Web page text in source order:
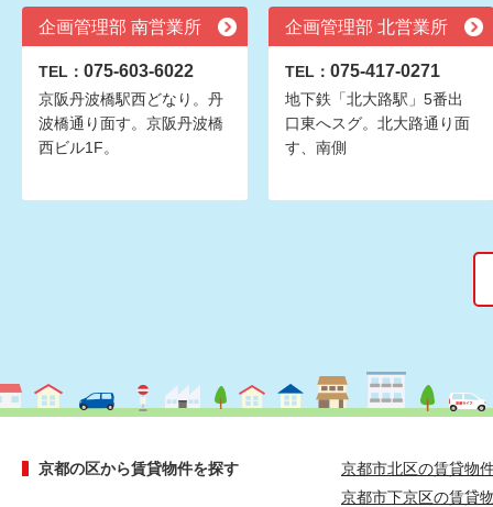
企画管理部 南営業所
TEL： 075-603-6022
京阪丹波橋駅西どなり。丹
波橋通り面す。京阪丹波橋
西ビル1F。
企画管理部 北営業所
TEL： 075-417-0271
地下鉄「北大路駅」5番出
口東へスグ。北大路通り面
す、南側
京都の区から賃貸物件を探す
京都市北区の賃貸物
京都市下京区の賃貸